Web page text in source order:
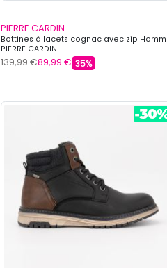
PIERRE CARDIN
Bottines à lacets cognac avec zip
PIERRE CARDIN
139,99 €89,99 € 35%